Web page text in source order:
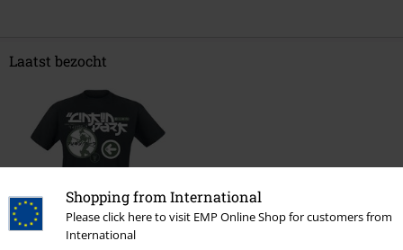
Shopping from International
Please click here to visit EMP Online Shop for customers from
International
Laatst bezocht
%